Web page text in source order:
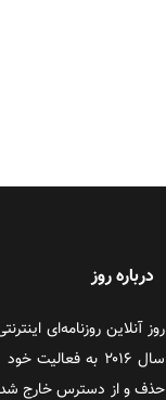
درباره روز
سال ۲۰۱۶ به
حذف و از دسترس خارج